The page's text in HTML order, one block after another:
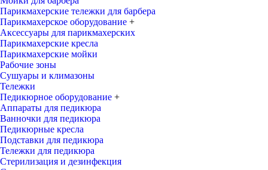
Парикмахерские тележки для барбера
Парикмахерское оборудование +
Аксессуары для парикмахерских
Парикмахерские кресла
Парикмахерские мойки
Рабочие зоны
Сушуары и климазоны
Тележки
Педикюрное оборудование +
Аппараты для педикюра
Ванночки для педикюра
Педикюрные кресла
Подставки для педикюра
Тележки для педикюра
Стерилизация и дезинфекция